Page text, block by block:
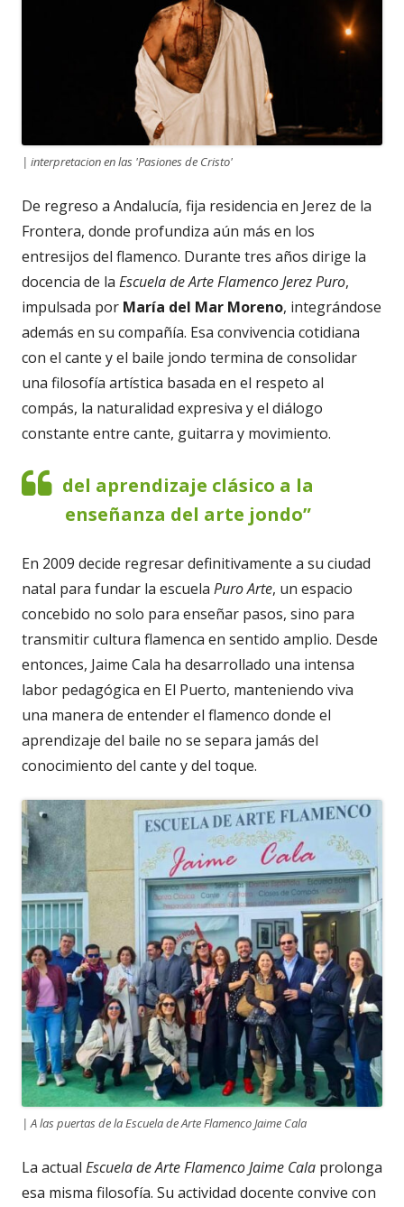
| interpretacion en las 'Pasiones de Cristo'
De regreso a Andalucía, fija residencia en Jerez de la
Frontera, donde profundiza aún más en los
entresijos del flamenco. Durante tres años dirige la
docencia de la Escuela de Arte FlamencoJerez Puro,
impulsada por María del Mar Moreno, integrándose
además en su compañía. Esa convivencia cotidiana
con el cante y el baile jondo termina de consolidar
una filosofía artística basada en el respeto al
compás, la naturalidad expresiva y el diálogo
constante entre cante, guitarra y movimiento.
del aprendizaje clásico a la
enseñanza del arte jondo”
En 2009 decide regresar definitivamente a su ciudad
natal para fundar la escuela Puro Arte, un espacio
concebido no solo para enseñar pasos, sino para
transmitir cultura flamenca en sentido amplio. Desde
entonces, Jaime Cala ha desarrollado una intensa
labor pedagógica en El Puerto, manteniendo viva
una manera de entender el flamenco donde el
aprendizaje del baile no se separa jamás del
conocimiento del cante y del toque.
| A las puertas de la Escuela de Arte Flamenco Jaime Cala
La actual Escuela de Arte Flamenco Jaime Cala prolonga
esa misma filosofía. Su actividad docente convive con